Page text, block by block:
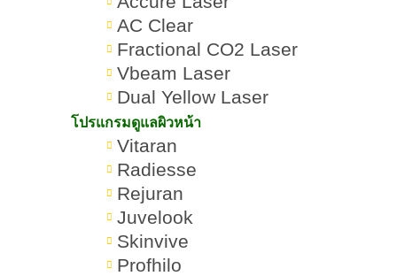
AC Clear
Fractional CO2 Laser
Vbeam Laser
Dual Yellow Laser
โปรแกรมดูแลผิวหน้า
Vitaran
Radiesse
Rejuran
Juvelook
Skinvive
Profhilo